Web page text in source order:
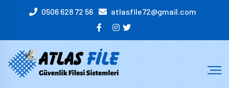
0506 628 72 56 atlasfile72@gmail.com